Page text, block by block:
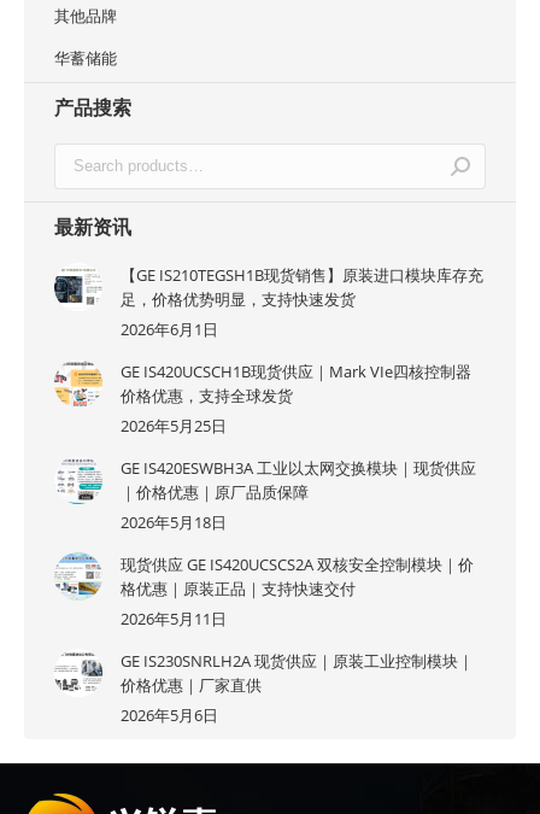
其他品牌
华蓄储能
产品搜索
最新资讯
【GE IS210TEGSH1B现货销售】原装进口模块库存充
足，价格优势明显，支持快速发货
2026年6月1日
GE IS420UCSCH1B现货供应｜Mark VIe四核控制器
价格优惠，支持全球发货
2026年5月25日
GE IS420ESWBH3A 工业以太网交换模块｜现货供应
｜价格优惠｜原厂品质保障
2026年5月18日
现货供应 GE IS420UCSCS2A 双核安全控制模块｜价
格优惠｜原装正品｜支持快速交付
2026年5月11日
GE IS230SNRLH2A 现货供应｜原装工业控制模块｜
价格优惠｜厂家直供
2026年5月6日